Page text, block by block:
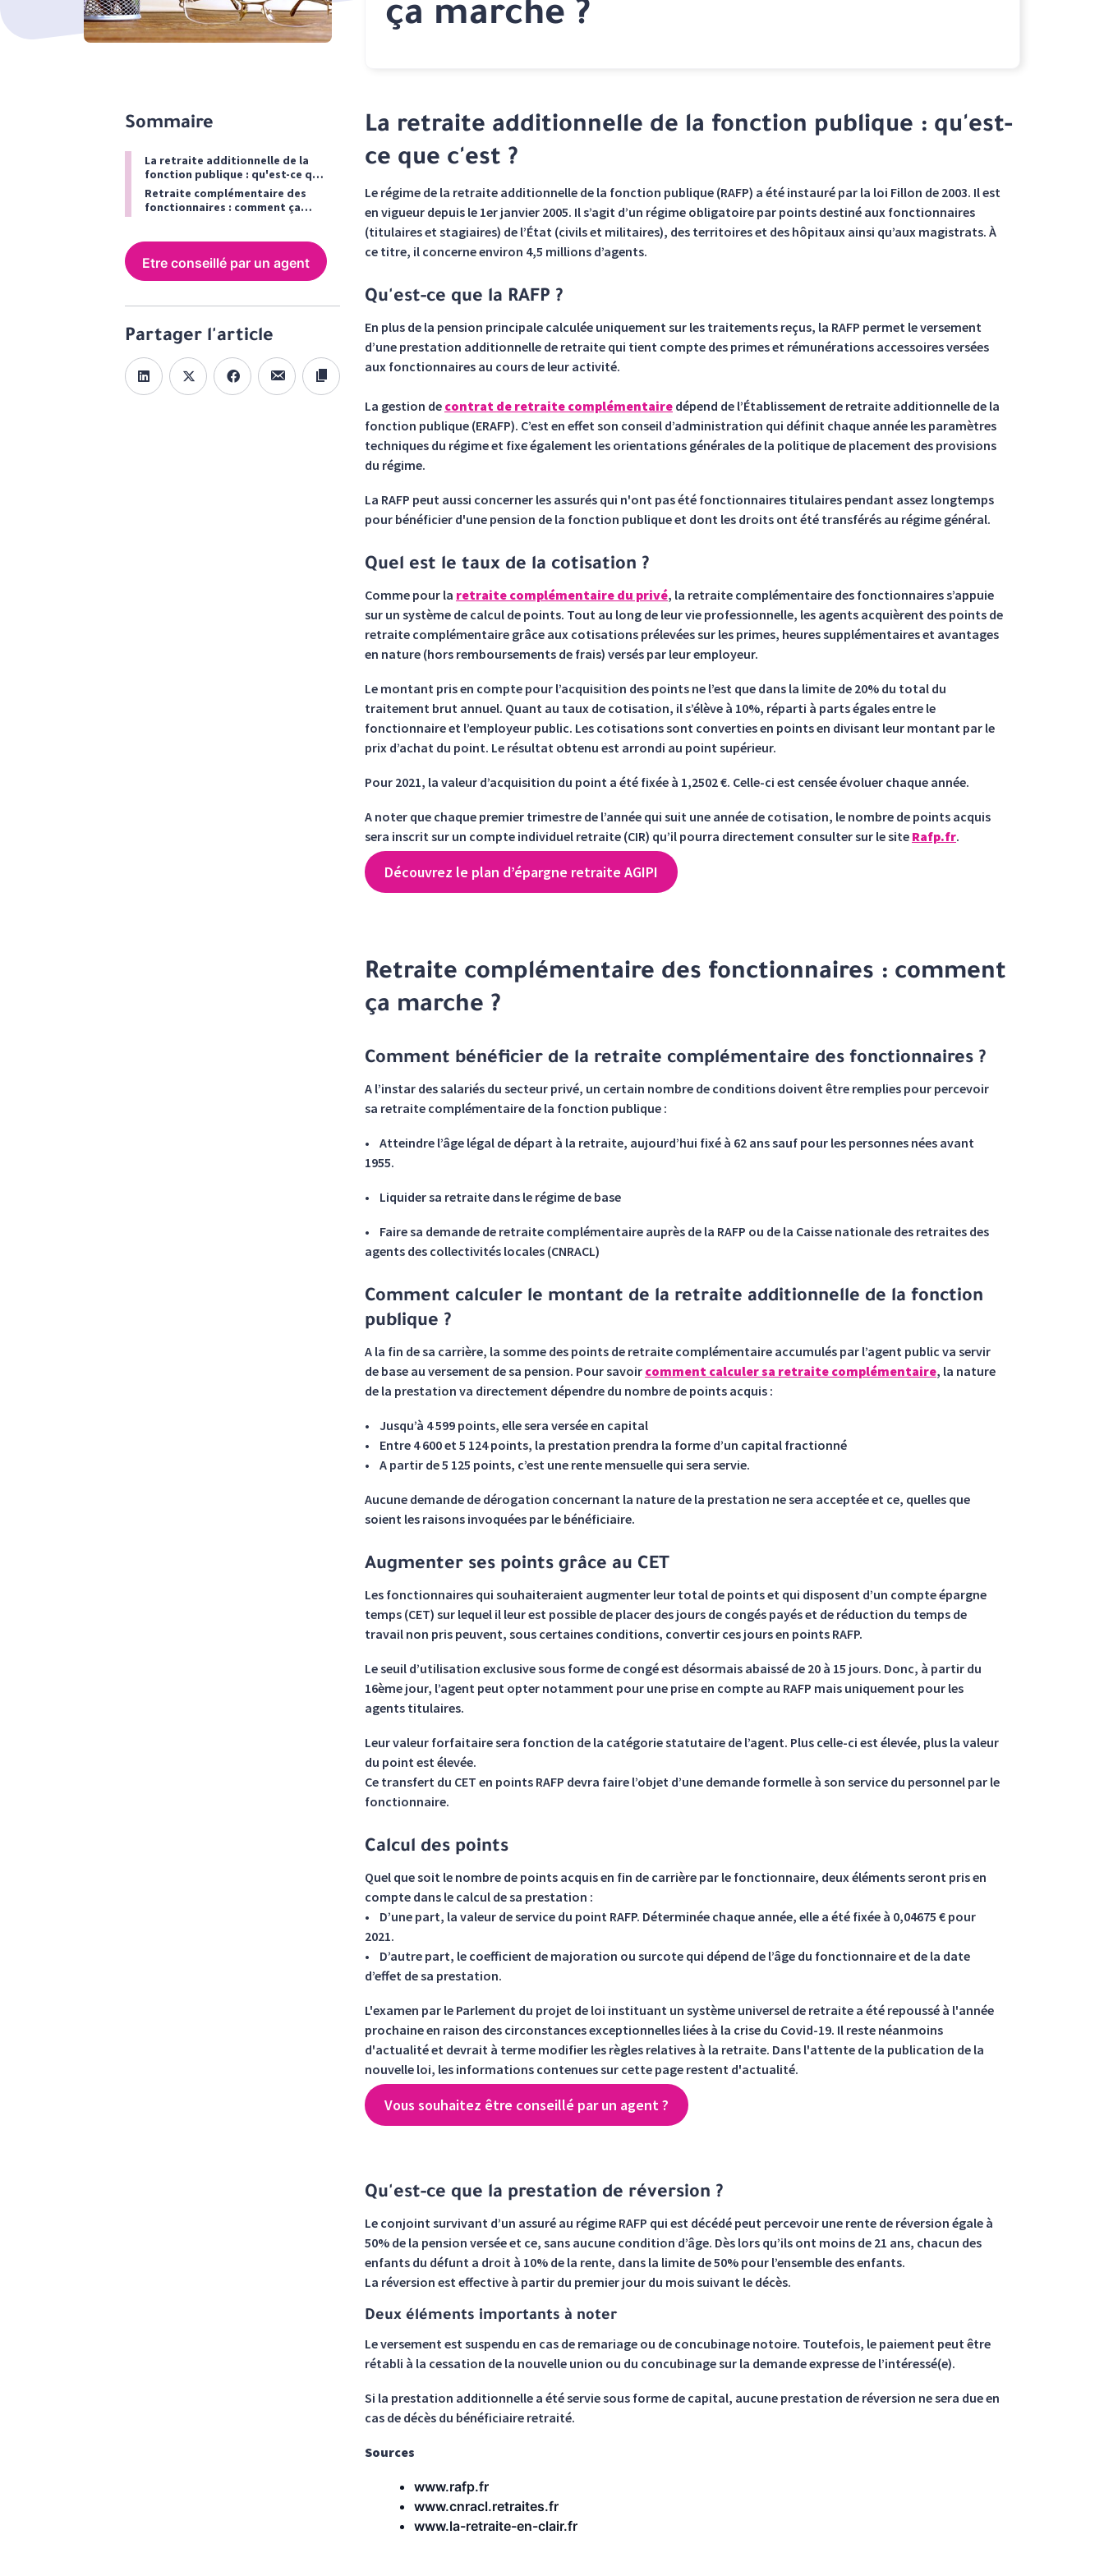
ça marche ?
Sommaire
La retraite additionnelle de la
fonction publique : qu'est-ce que
c'est ?
Retraite complémentaire des
fonctionnaires : comment ça
Etre conseillé par un agent
Partager l'article
La retraite additionnelle de la fonction publique : qu'est-
ce que c'est ?
Le régime de la retraite additionnelle de la fonction publique (RAFP) a été instauré par la loi Fillon de 2003. Il est
en vigueur depuis le 1er janvier 2005. Il s’agit d’un régime obligatoire par points destiné aux fonctionnaires
(titulaires et stagiaires) de l’État (civils et militaires), des territoires et des hôpitaux ainsi qu’aux magistrats. À
ce titre, il concerne environ 4,5 millions d’agents.
Qu'est-ce que la RAFP ?
En plus de la pension principale calculée uniquement sur les traitements reçus, la RAFP permet le versement
d’une prestation additionnelle de retraite qui tient compte des primes et rémunérations accessoires versées
aux fonctionnaires au cours de leur activité.
La gestion de contrat de retraite complémentaire dépend de l’Établissement de retraite additionnelle de la
fonction publique (ERAFP). C’est en effet son conseil d’administration qui définit chaque année les paramètres
techniques du régime et fixe également les orientations générales de la politique de placement des provisions
du régime.
La RAFP peut aussi concerner les assurés qui n'ont pas été fonctionnaires titulaires pendant assez longtemps
pour bénéficier d'une pension de la fonction publique et dont les droits ont été transférés au régime général.
Quel est le taux de la cotisation ?
Comme pour la retraite complémentaire du privé, la retraite complémentaire des fonctionnaires s’appuie
sur un système de calcul de points. Tout au long de leur vie professionnelle, les agents acquièrent des points de
retraite complémentaire grâce aux cotisations prélevées sur les primes, heures supplémentaires et avantages
en nature (hors remboursements de frais) versés par leur employeur.
Le montant pris en compte pour l’acquisition des points ne l’est que dans la limite de 20% du total du
traitement brut annuel. Quant au taux de cotisation, il s’élève à 10%, réparti à parts égales entre le
fonctionnaire et l’employeur public. Les cotisations sont converties en points en divisant leur montant par le
prix d’achat du point. Le résultat obtenu est arrondi au point supérieur.
Pour 2021, la valeur d’acquisition du point a été fixée à 1,2502 €. Celle-ci est censée évoluer chaque année.
A noter que chaque premier trimestre de l’année qui suit une année de cotisation, le nombre de points acquis
sera inscrit sur un compte individuel retraite (CIR) qu’il pourra directement consulter sur le site Rafp.fr.
Découvrez le plan d’épargne retraite AGIPI
Retraite complémentaire des fonctionnaires : comment
ça marche ?
Comment bénéficier de la retraite complémentaire des fonctionnaires ?
A l’instar des salariés du secteur privé, un certain nombre de conditions doivent être remplies pour percevoir
sa retraite complémentaire de la fonction publique :
• Atteindre l’âge légal de départ à la retraite, aujourd’hui fixé à 62 ans sauf pour les personnes nées avant
1955.
• Liquider sa retraite dans le régime de base
• Faire sa demande de retraite complémentaire auprès de la RAFP ou de la Caisse nationale des retraites des
agents des collectivités locales (CNRACL)
Comment calculer le montant de la retraite additionnelle de la fonction
publique ?
A la fin de sa carrière, la somme des points de retraite complémentaire accumulés par l’agent public va servir
de base au versement de sa pension. Pour savoir comment calculer sa retraite complémentaire, la nature
de la prestation va directement dépendre du nombre de points acquis :
• Jusqu’à 4 599 points, elle sera versée en capital
• Entre 4 600 et 5 124 points, la prestation prendra la forme d’un capital fractionné
• A partir de 5 125 points, c’est une rente mensuelle qui sera servie.
Aucune demande de dérogation concernant la nature de la prestation ne sera acceptée et ce, quelles que
soient les raisons invoquées par le bénéficiaire.
Augmenter ses points grâce au CET
Les fonctionnaires qui souhaiteraient augmenter leur total de points et qui disposent d’un compte épargne
temps (CET) sur lequel il leur est possible de placer des jours de congés payés et de réduction du temps de
travail non pris peuvent, sous certaines conditions, convertir ces jours en points RAFP.
Le seuil d’utilisation exclusive sous forme de congé est désormais abaissé de 20 à 15 jours. Donc, à partir du
16ème jour, l’agent peut opter notamment pour une prise en compte au RAFP mais uniquement pour les
agents titulaires.
Leur valeur forfaitaire sera fonction de la catégorie statutaire de l’agent. Plus celle-ci est élevée, plus la valeur
du point est élevée.
Ce transfert du CET en points RAFP devra faire l’objet d’une demande formelle à son service du personnel par le
fonctionnaire.
Calcul des points
Quel que soit le nombre de points acquis en fin de carrière par le fonctionnaire, deux éléments seront pris en
compte dans le calcul de sa prestation :
• D’une part, la valeur de service du point RAFP. Déterminée chaque année, elle a été fixée à 0,04675 € pour
2021.
• D’autre part, le coefficient de majoration ou surcote qui dépend de l’âge du fonctionnaire et de la date
d’effet de sa prestation.
L'examen par le Parlement du projet de loi instituant un système universel de retraite a été repoussé à l'année
prochaine en raison des circonstances exceptionnelles liées à la crise du Covid-19. Il reste néanmoins
d'actualité et devrait à terme modifier les règles relatives à la retraite. Dans l'attente de la publication de la
nouvelle loi, les informations contenues sur cette page restent d'actualité.
Vous souhaitez être conseillé par un agent ?
Qu'est-ce que la prestation de réversion ?
Le conjoint survivant d’un assuré au régime RAFP qui est décédé peut percevoir une rente de réversion égale à
50% de la pension versée et ce, sans aucune condition d’âge. Dès lors qu’ils ont moins de 21 ans, chacun des
enfants du défunt a droit à 10% de la rente, dans la limite de 50% pour l’ensemble des enfants.
La réversion est effective à partir du premier jour du mois suivant le décès.
Deux éléments importants à noter
Le versement est suspendu en cas de remariage ou de concubinage notoire. Toutefois, le paiement peut être
rétabli à la cessation de la nouvelle union ou du concubinage sur la demande expresse de l’intéressé(e).
Si la prestation additionnelle a été servie sous forme de capital, aucune prestation de réversion ne sera due en
cas de décès du bénéficiaire retraité.
Sources
www.rafp.fr
www.cnracl.retraites.fr
www.la-retraite-en-clair.fr